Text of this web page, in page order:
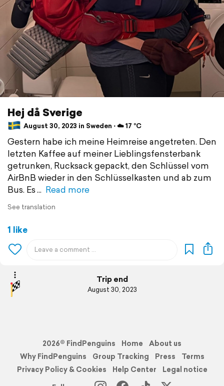
Hej då Sverige
August 30, 2023 in Sweden ⋅ ☁️ 17 °C
Gestern habe ich meine Heimreise angetreten. Den
letzten Kaffee auf meiner Lieblingsfensterbank
getrunken, Rucksack gepackt, den Schlüssel vom
AirBnB wieder in den Schlüsselkasten und ab zum
Bus. Es
Read more
See translation
1 like
Trip end
August 30, 2023
2026© FindPenguins Home
About us
Why FindPenguins
Group Tracking Press
Terms
Privacy Policy & Cookies
Help Center
Legal notice